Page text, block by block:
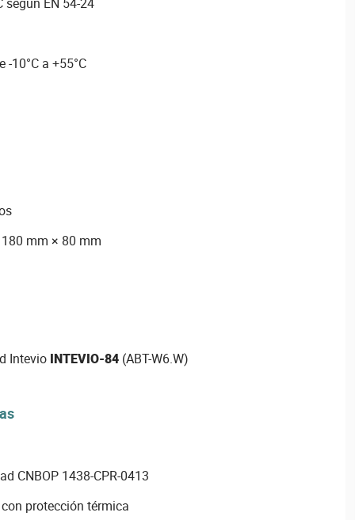
10°C a +55°C
mm × 80 mm
Intevio INTEVIO-84(ABT-W6.W)
CNBOP 1438-CPR-0413
protección térmica